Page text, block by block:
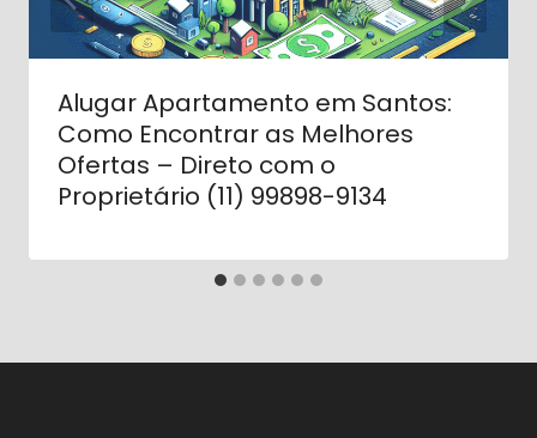
Alugar Apartamento em Santos:
Como Encontrar as Melhores
Ofertas – Direto com o
Proprietário (11) 99898-9134